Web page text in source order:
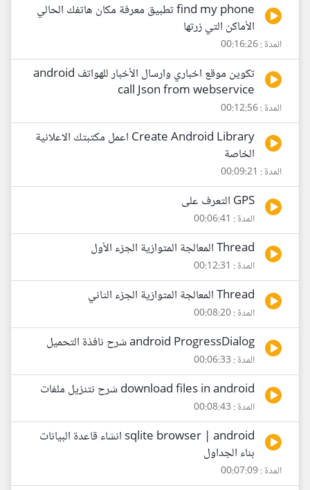
find my phone تطبيق معرفة مكان هاتفك الحالي
الأماكن التي زرتها
المدة : 00:16:26
تكوين موقع اخباري وارسال الأخبار للهواتف android
call Json from webservice
المدة : 00:12:56
Create Android Library اعمل مكتبتك الاعلانية
الخاصة
المدة : 00:09:21
GPS التعرف على
المدة : 00:06:41
Thread المعالجة المتوازية الجزء الأول
المدة : 00:12:31
Thread المعالجة المتوازية الجزء الثاني
المدة : 00:08:20
android ProgressDialog شرح نافذة التحميل
المدة : 00:06:33
download files in android شرح نتنزيل ملفات
المدة : 00:08:43
sqlite browser | android انشاء قاعدة البيانات
بناء الجداول
المدة : 00:07:09